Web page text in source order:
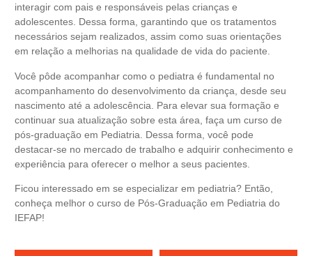
interagir com pais e responsáveis pelas crianças e
adolescentes. Dessa forma, garantindo que os tratamentos
necessários sejam realizados, assim como suas orientações
em relação a melhorias na qualidade de vida do paciente.
Você pôde acompanhar como o pediatra é fundamental no
acompanhamento do desenvolvimento da criança, desde seu
nascimento até a adolescência. Para elevar sua formação e
continuar sua atualização sobre esta área, faça um curso de
pós-graduação em Pediatria . Dessa forma, você pode
destacar-se no mercado de trabalho e adquirir conhecimento e
experiência para oferecer o melhor a seus pacientes.
Ficou interessado em se especializar em pediatria? Então,
conheça melhor o curso de Pós-Graduação em Pediatria do
IEFAP!